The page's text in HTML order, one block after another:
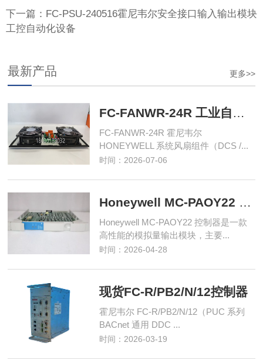
下一篇：FC-PSU-240516霍尼韦尔安全接口输入输出模块
工控自动化设备
更多>>
最新产品
FC-FANWR-24R 工业自动化控制模块
FC-FANWR-24R 霍尼韦尔
HONEYWELL 系统风扇组件（DCS /...
时间：2026-07-06
Honeywell MC-PAOY22 控制器
Honeywell MC-PAOY22 控制器是一款
高性能的模拟量输出模块，主要...
时间：2026-04-28
现货FC-R/PB2/N/12控制器
霍尼韦尔 FC-R/PB2/N/12（PUC 系列
BACnet 通用 DDC ...
时间：2026-03-19